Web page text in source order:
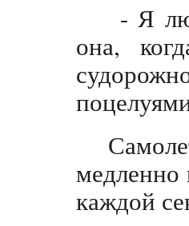
- Я
она,
медленно
каждой